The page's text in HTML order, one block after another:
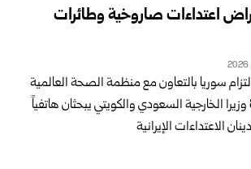
اعتداءات صاروخية وطائرات